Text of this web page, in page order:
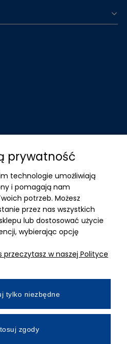
prywatność
technologie umożliwiają
i pomagają nam
potrzeb. Możesz
przez nas wszystkich
lub dostosować użycie
wybierając opcję
w naszej Polityce
tylko niezbędne
zgody